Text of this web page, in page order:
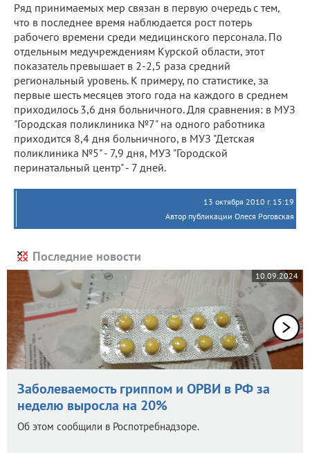
Ряд принимаемых мер связан в первую очередь с тем,
что в последнее время наблюдается рост потерь
рабочего времени среди медицинского персонала. По
отдельным медучреждениям Курской области, этот
показатель превышает в 2-2,5 раза средний
региональный уровень. К примеру, по статистике, за
первые шесть месяцев этого года на каждого в среднем
приходилось 3,6 дня больничного. Для сравнения: в МУЗ
"Городская поликлиника №7" на одного работника
приходится 8,4 дня больничного, в МУЗ "Детская
поликлиника №5" - 7,9 дня, МУЗ "Городской
перинатальный центр" - 7 дней.
13 октября 2010 г. 15:19
Автор публикации Олеся Роговская
Последние новости
10.09.2024
Заболеваемость гриппом и ОРВИ в РФ за
неделю выросла на 20%
Об этом сообщили в Роспотребнадзоре.